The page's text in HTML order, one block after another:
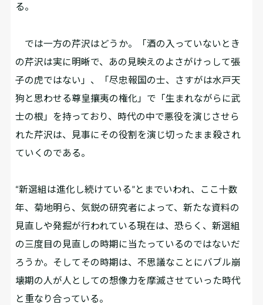
る。
では一方の芹沢はどうか。「酒の入っていないとき
の芹沢は実に明晰で、あの見映えのよさがけっして張
子の虎ではない」、「尽忠報国の士、さすがは水戸天
狗と思わせる尊皇攘夷の権化」で「生まれながらに武
士の根」を持っており、時代の中で悪役を演じさせら
れた芹沢は、見事にその役割を演じ切ったまま殺され
ていくのである――。
“新選組は進化し続けている”とまでいわれ、ここ十数
年、菊地明ら、気鋭の研究者によって、新たな資料の
見直しや発掘が行われている現在は、恐らく、新選組
の三度目の見直しの時期に当たっているのではないだ
ろうか。そしてその時期は、不思議なことにバブル崩
壊期の人が人としての想像力を摩滅させていった時代
と重なり合っている。